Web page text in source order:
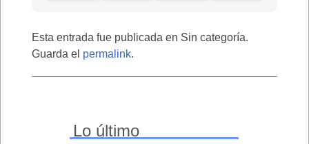
Esta entrada fue publicada en Sin categoría.
Guarda el permalink.
Lo último